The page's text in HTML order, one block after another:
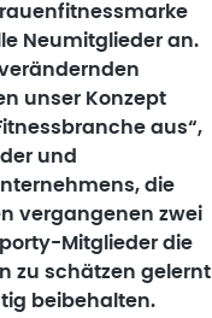
Neumitglieder an.
unser Konzept
aus“,
und
die
vergangenen zwei
Mitglieder die
zu schätzen gelernt
beibehalten.